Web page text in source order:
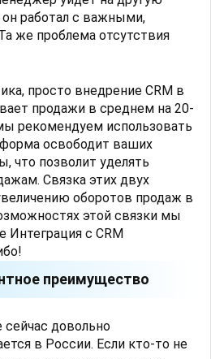
он работал с важными,
же проблема отсутствия
просто внедрение CRM в
продажи в среднем на 20-
рекомендуем использовать
освободит ваших
что позволит уделять
Связка этих двух
оборотов продаж в
этой связки мы
Интеграция с CRM
преимущество
сейчас довольно
в России. Если кто-то не